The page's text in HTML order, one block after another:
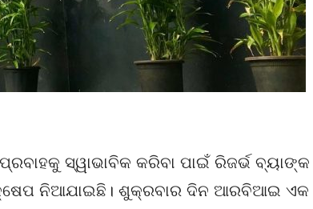
ସ୍ୱାଭାବିକ କରିବା ପାଇଁ ରିଜର୍ଭ ବ୍ୟାଙ୍କ
ନିଆଯାଇଛି। ଶୁକ୍ରବାର ଦିନ ଆରବିଆଇ ଏକ